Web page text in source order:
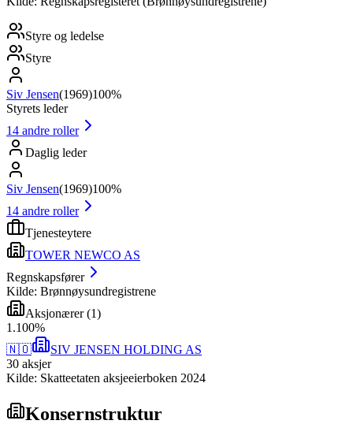
Styre og ledelse
Styre
Siv Jensen(1969)100%
Styrets leder
14 andre roller
Daglig leder
Siv Jensen(1969)100%
14 andre roller
Tjenesteytere
TOWER NEWCO AS
Regnskapsfører
Kilde: Brønnøysundregistrene
Aksjonærer(1)
1 .100%
🇳🇴
SIV JENSEN HOLDING AS
30 aksjer
Kilde: Skatteetaten aksjeeierboken 2024
Konsernstruktur